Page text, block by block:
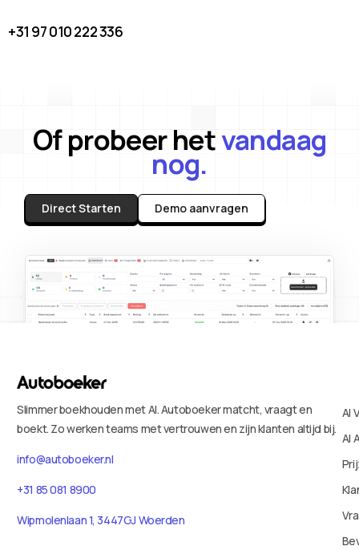
+31 97 010 222 336
Of probeer hetvandaag
nog.
Direct Starten Demo aanvragen
Slimmer boekhouden met AI. Autoboeker matcht, vraagt en
boekt. Zo werken teams met vertrouwen en zijn klanten altijd bij.
info@autoboeker.nl
+31 85 081 8900
Wipmolenlaan 1, 3447GJ Woerden
AI
AI